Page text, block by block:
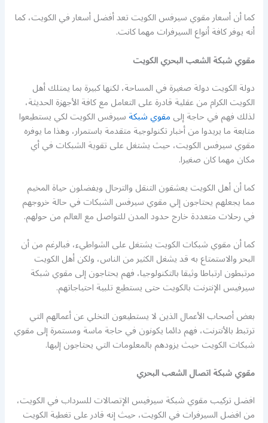
كما أن أسعار مقوي سيرفس الكويت تعد أفضل أسعار في الكويت، كما
أنه يوفر كافة أنواع السيرفرات مهما كانت.
مقوي شبكة الشعب البحري الكويت
دولة الكويت دولة صغيرة في المساحة، لكنها كبيرة بما يمتلك أهل
الكويت الكرام من عقلية قادرة على التعامل مع كافة الأجهزة الحديثة،
لذلك فهم في حاجة إلىمقوي شبكةسيرفس الكويت لكي يستطيعوا
متابعة ما يريدوا من أخبار تكنولوجية متقدمة باستمرار، وهذا ما يوفره
مقوي سيرفس الكويت، حيث يشتغل على تقوية الشبكات في أي
مكان مهما كان صغيرا.
كما أن أهل الكويت يعشقون التنقل والترحال ويفضلون حياة المخيم
مما يجعلهم يحتاجون إلي مقوي سيرفس الشبكات في حالة خروجهم
في رحلات متعددة خارج حدود المدن للتواصل مع العالم من حولهم.
كما أن مقوي شبكات الكويت يشتغل على الشواطيء، فبالرغم من أن
البحر والاستمتاع به قد يشغل الكثير من الناس، ولكن أهل الكويت
مرتبطون ارتباطا وثيقا بالتكنولوجيا، فهم يحتاجون إلى مقوي شبكة
سيرفيس الإنترنت بالكويت حتى يستطيع تلبية احتياجاتهم.
بعض أصحاب الأعمال الذين لا يستطيعون التخلي عن أعمالهم التي
ترتبط بالأنترنت، فهم دائما يكونون في حاجة ماسة ومستمرة إلى مقوي
شبكات الكويت حيث يزودهم بالمعلومات التي يحتاجون إليها.
مقوي شبكة اتصال الشعب البحري
افضل تركيب مقوي شبكة سيرفيس الإتصالات للسرداب في الكويت،
من افضل السيرفرات في الكويت، حيث إنه قادر على تغطية الكويت